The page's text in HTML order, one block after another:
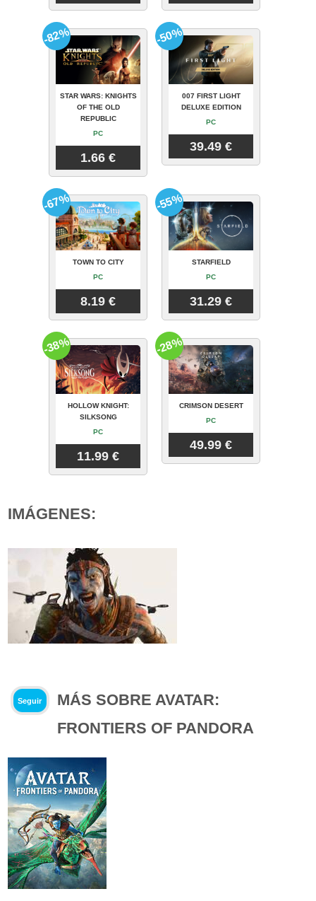
STAR WARS: KNIGHTS
OF THE OLD
REPUBLIC
PC
1.66 €
-82%
007 FIRST LIGHT
DELUXE EDITION
PC
39.49 €
-50%
TOWN TO CITY
PC
8.19 €
-67%
STARFIELD
PC
31.29 €
-55%
HOLLOW KNIGHT:
SILKSONG
PC
11.99 €
-38%
CRIMSON DESERT
PC
49.99 €
-28%
IMÁGENES:
Seguir
MÁS SOBRE AVATAR:
FRONTIERS OF PANDORA